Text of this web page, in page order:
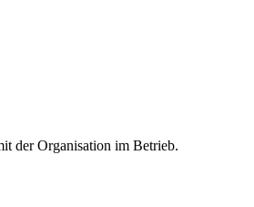
der Organisation im Betrieb.